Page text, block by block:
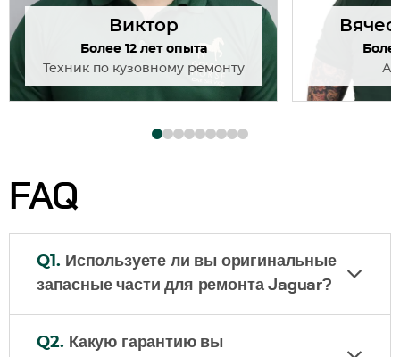
Виктор
Более 12 лет опыта
Техник по кузовному ремонту
FAQ
Q1. Используете ли вы оригинальные
запасные части для ремонта Jaguar?
Q2. Какую гарантию вы